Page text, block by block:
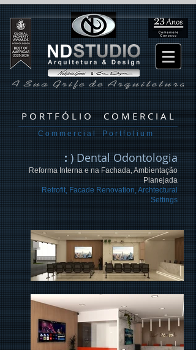
P O R T F Ó L I O C O M E R C I A L
C o m m e r c i a l P o r t f o l i u m
:) Dental Odontologia
Reforma Interna e na Fachada, Ambientação
Planejada
Retrofit, Facade Renovation, Archtectural
Settings